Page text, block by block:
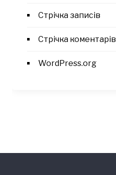
Стрічка записів
Стрічка коментарів
WordPress.org